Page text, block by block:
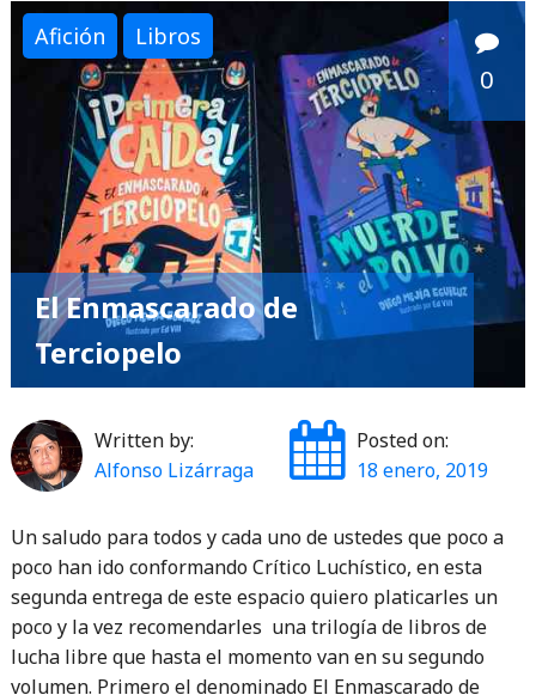
independiente:
la
identidad"
Afición Libros
0
El Enmascarado de
Terciopelo
Written by:
Alfonso Lizárraga
Posted on:
18 enero, 2019
Un saludo para todos y cada uno de ustedes que poco a
poco han ido conformando Crítico Luchístico, en esta
segunda entrega de este espacio quiero platicarles un
poco y la vez recomendarles una trilogía de libros de
lucha libre que hasta el momento van en su segundo
volumen. Primero el denominado El Enmascarado de